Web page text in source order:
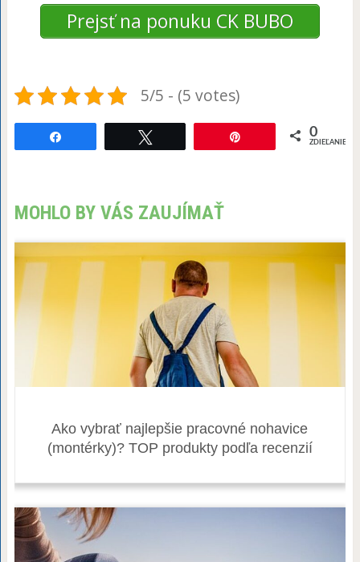
Prejsť na ponuku CK BUBO
5/5 - (5 votes)
0
ZDIEĽANIE
MOHLO BY VÁS ZAUJÍMAŤ
Ako vybrať najlepšie pracovné nohavice
(montérky)? TOP produkty podľa recenzií